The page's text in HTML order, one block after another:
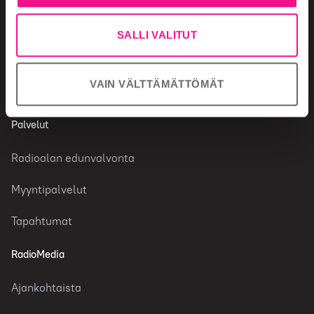
SALLI VALITUT
VAIN VÄLTTÄMÄTTÖMÄT
Tutkimustietoa radiosta
Faktaa toimialasta
Palvelut
Radioalan edunvalvonta
Myyntipalvelut
Tapahtumat
RadioMedia
Ajankohtaista